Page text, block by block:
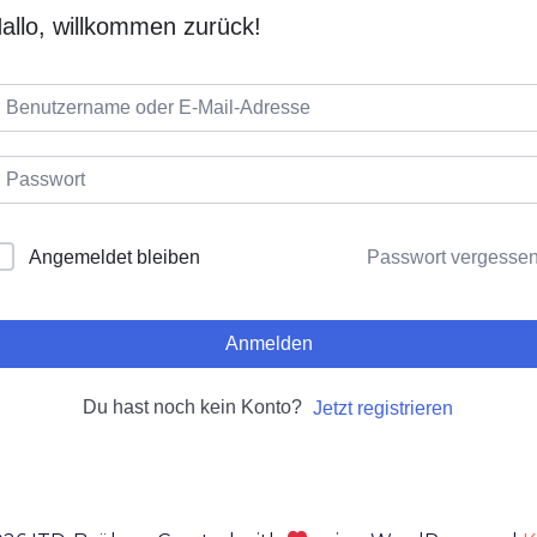
willkommen zurück!
Angemeldet bleiben Passwort
Anmelden
Du hast noch kein Konto? Jetzt registrieren